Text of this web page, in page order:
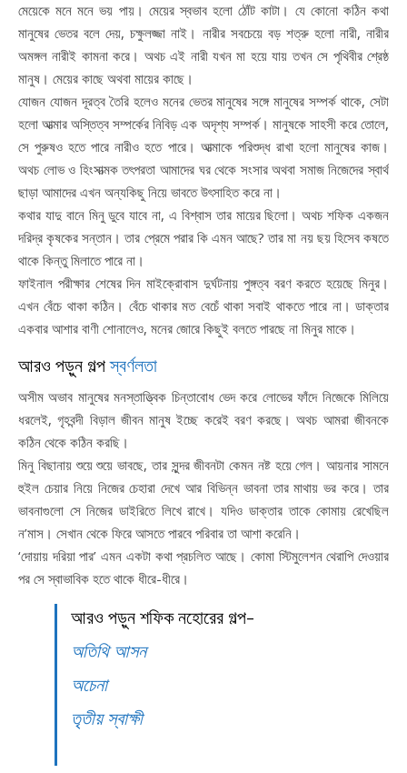
মেয়েকে মনে মনে ভয় পায়। মেয়ের স্বভাব হলো ঠোঁট কাটা। যে কোনো কঠিন কথা
মানুষের ভেতর বলে দেয়, চক্ষুলজ্জা নাই। নারীর সবচেয়ে বড় শত্রু হলো নারী, নারীর
অমঙ্গল নারীই কামনা করে। অথচ এই নারী যখন মা হয়ে যায় তখন সে পৃথিবীর শ্রেষ্ঠ
মানুষ। মেয়ের কাছে অথবা মায়ের কাছে।
যোজন যোজন দূরত্ব তৈরি হলেও মনের ভেতর মানুষের সঙ্গে মানুষের সম্পর্ক থাকে, সেটা
হলো আত্মার অস্তিত্ব সম্পর্কের নিবিড় এক অদৃশ্য সম্পর্ক। মানুষকে সাহসী করে তোলে,
সে পুরুষও হতে পারে নারীও হতে পারে। আত্মাকে পরিশুদ্ধ রাখা হলো মানুষের কাজ।
অথচ লোভ ও হিংসাত্মক তৎপরতা আমাদের ঘর থেকে সংসার অথবা সমাজ নিজেদের স্বার্থ
ছাড়া আমাদের এখন অন্যকিছু নিয়ে ভাবতে উৎসাহিত করে না।
কথার যাদু বানে মিনু ডুবে যাবে না, এ বিশ্বাস তার মায়ের ছিলো। অথচ শফিক একজন
দরিদ্র কৃষকের সন্তান। তার প্রেমে পরার কি এমন আছে? তার মা নয় ছয় হিসেব কষতে
থাকে কিন্তু মিলাতে পারে না।
ফাইনাল পরীক্ষার শেষের দিন মাইক্রোবাস দুর্ঘটনায় পুঙ্গত্ব বরণ করতে হয়েছে মিনুর।
এখন বেঁচে থাকা কঠিন। বেঁচে থাকার মত বেচেঁ থাকা সবাই থাকতে পারে না। ডাক্তার
একবার আশার বাণী শোনালেও, মনের জোরে কিছুই বলতে পারছে না মিনুর মাকে।
আরও পড়ুন গল্পস্বর্ণলতা
অসীম অভাব মানুষের মনস্তাত্ত্বিক চিন্তাবোধ ভেদ করে লোভের ফাঁদে নিজেকে মিলিয়ে
ধরলেই, গৃহবন্দী বিড়াল জীবন মানুষ ইচ্ছে করেই বরণ করছে। অথচ আমরা জীবনকে
কঠিন থেকে কঠিন করছি।
মিনু বিছানায় শুয়ে শুয়ে ভাবছে, তার সুন্দর জীবনটা কেমন নষ্ট হয়ে গেল। আয়নার সামনে
হুইল চেয়ার নিয়ে নিজের চেহারা দেখে আর বিভিন্ন ভাবনা তার মাথায় ভর করে। তার
ভাবনাগুলো সে নিজের ডাইরিতে লিখে রাখে। যদিও ডাক্তার তাকে কোমায় রেখেছিল
ন’মাস। সেখান থেকে ফিরে আসতে পারবে পরিবার তা আশা করেনি।
‘দোয়ায় দরিয়া পার’ এমন একটা কথা প্রচলিত আছে। কোমা স্টিমুলেশন থেরাপি দেওয়ার
পর সে স্বাভাবিক হতে থাকে ধীরে-ধীরে।
আরও পড়ুন শফিক নহোরের গল্প-
অতিথি আসন
অচেনা
তৃতীয় স্বাক্ষী